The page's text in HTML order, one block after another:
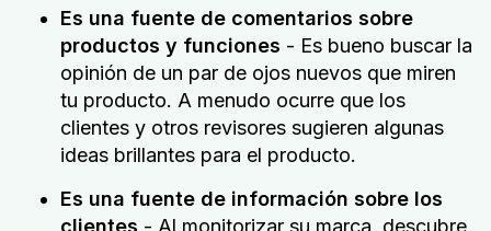
Es una fuente de comentarios sobre
productos y funciones - Es bueno buscar la
opinión de un par de ojos nuevos que miren
tu producto. A menudo ocurre que los
clientes y otros revisores sugieren algunas
ideas brillantes para el producto.
Es una fuente de información sobre los
clientes - Al monitorizar su marca, descubre